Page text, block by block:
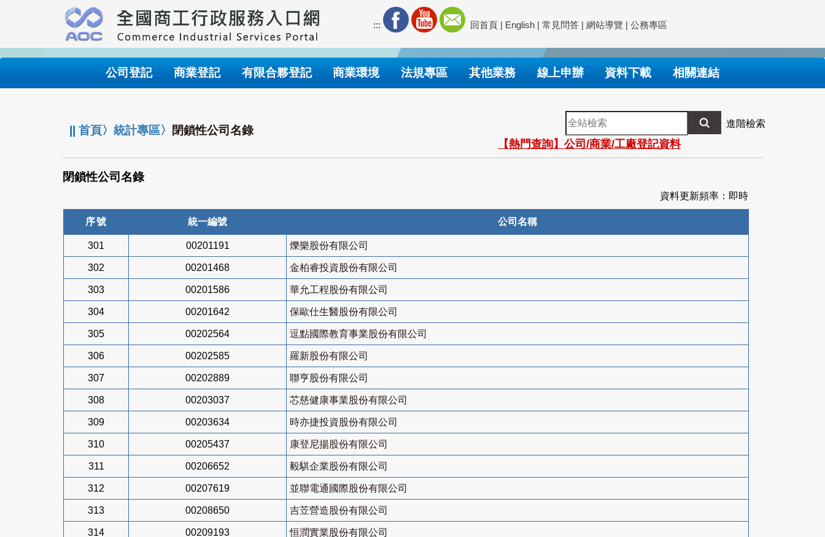
要
內
::: 回首頁 | English | 常見問答 | 網站導覽 | 公務專區
公司登記 商業登記 有限合夥登記 商業環境 法規專區 其他業務 線上申辦 資料下載 相關連結
||首頁〉統計專區〉 閉鎖性公司名錄
全
站
檢
索
進階檢索
【熱門查詢】公司/商業/工廠登記資料
閉鎖性公司名錄
資料更新頻率：即時
序號 統一編號 公司名稱
301 00201191 爍樂股份有限公司
302 00201468 金柏睿投資股份有限公司
303 00201586 華允工程股份有限公司
304 00201642 保歐仕生醫股份有限公司
305 00202564 逗點國際教育事業股份有限公司
306 00202585 羅新股份有限公司
307 00202889 聯亨股份有限公司
308 00203037 芯慈健康事業股份有限公司
309 00203634 時亦捷投資股份有限公司
310 00205437 康登尼揚股份有限公司
311 00206652 毅騏企業股份有限公司
312 00207619 並聯電通國際股份有限公司
313 00208650 吉苙營造股份有限公司
314 00209193 恒潤實業股份有限公司